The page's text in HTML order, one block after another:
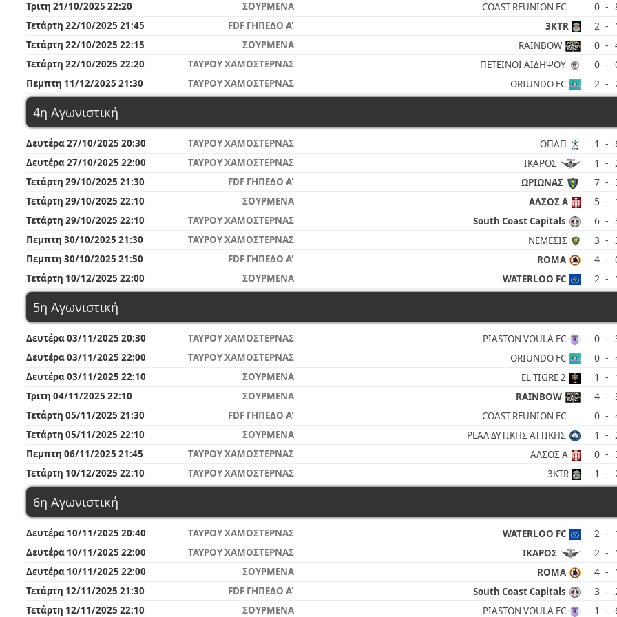
Τριτη 21/10/2025 22:20 ΣΟΥΡΜΕΝΑ COAST REUNION FC 0 -
Τετάρτη 22/10/2025 21:45 FDF ΓΗΠΕΔΟ A' 3KTR 2 -
Τετάρτη 22/10/2025 22:15 ΣΟΥΡΜΕΝΑ RAINBOW 0 -
Τετάρτη 22/10/2025 22:20 ΤΑΥΡΟΥ ΧΑΜΟΣΤΕΡΝΑΣ ΠΕΤΕΙΝΟΙ ΑΙΔΗΨΟΥ 0 -
Πεμπτη 11/12/2025 21:30 ΤΑΥΡΟΥ ΧΑΜΟΣΤΕΡΝΑΣ ORIUNDO FC 2 -
4η Αγωνιστική
Δευτέρα 27/10/2025 20:30 ΤΑΥΡΟΥ ΧΑΜΟΣΤΕΡΝΑΣ ΟΠΑΠ 1 -
Δευτέρα 27/10/2025 22:00 ΤΑΥΡΟΥ ΧΑΜΟΣΤΕΡΝΑΣ ΙΚΑΡΟΣ 1 -
Τετάρτη 29/10/2025 21:30 FDF ΓΗΠΕΔΟ A' ΩΡΙΩΝΑΣ 7 -
Τετάρτη 29/10/2025 22:10 ΣΟΥΡΜΕΝΑ ΑΛΣΟΣ Α 5 -
Τετάρτη 29/10/2025 22:10 ΤΑΥΡΟΥ ΧΑΜΟΣΤΕΡΝΑΣ South Coast Capitals 6 -
Πεμπτη 30/10/2025 21:30 ΤΑΥΡΟΥ ΧΑΜΟΣΤΕΡΝΑΣ ΝΕΜΕΣΙΣ 3 -
Πεμπτη 30/10/2025 21:50 FDF ΓΗΠΕΔΟ A' ROMA 4 -
Τετάρτη 10/12/2025 22:00 ΣΟΥΡΜΕΝΑ WATERLOO FC 2 -
5η Αγωνιστική
Δευτέρα 03/11/2025 20:30 ΤΑΥΡΟΥ ΧΑΜΟΣΤΕΡΝΑΣ PIASTON VOULA FC 0 -
Δευτέρα 03/11/2025 22:00 ΤΑΥΡΟΥ ΧΑΜΟΣΤΕΡΝΑΣ ORIUNDO FC 0 -
Δευτέρα 03/11/2025 22:10 ΣΟΥΡΜΕΝΑ EL TIGRE 2 1 -
Τριτη 04/11/2025 22:10 ΣΟΥΡΜΕΝΑ RAINBOW 4 -
Τετάρτη 05/11/2025 21:30 FDF ΓΗΠΕΔΟ A' COAST REUNION FC 0 -
Τετάρτη 05/11/2025 22:10 ΣΟΥΡΜΕΝΑ ΡΕΑΛ ΔΥΤΙΚΗΣ ΑΤΤΙΚΗΣ 1 -
Πεμπτη 06/11/2025 21:45 ΤΑΥΡΟΥ ΧΑΜΟΣΤΕΡΝΑΣ ΑΛΣΟΣ Α 0 -
Τετάρτη 10/12/2025 22:10 ΤΑΥΡΟΥ ΧΑΜΟΣΤΕΡΝΑΣ 3KTR 1 -
6η Αγωνιστική
Δευτέρα 10/11/2025 20:40 ΤΑΥΡΟΥ ΧΑΜΟΣΤΕΡΝΑΣ WATERLOO FC 2 -
Δευτέρα 10/11/2025 22:00 ΤΑΥΡΟΥ ΧΑΜΟΣΤΕΡΝΑΣ ΙΚΑΡΟΣ 2 -
Δευτέρα 10/11/2025 22:00 ΣΟΥΡΜΕΝΑ ROMA 4 -
Τετάρτη 12/11/2025 21:30 FDF ΓΗΠΕΔΟ A' South Coast Capitals 3 -
Τετάρτη 12/11/2025 22:10 ΣΟΥΡΜΕΝΑ PIASTON VOULA FC 1 -